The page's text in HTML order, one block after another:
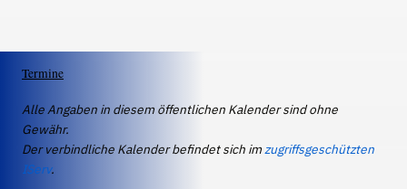
Termine
Alle Angaben in diesem öffentlichen Kalender sind ohne
Gewähr.
Der verbindliche Kalender befindet sich imzugriffsgeschützten
IServ.